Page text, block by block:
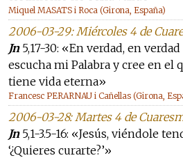
Miquel MASATS i Roca (Girona, España)
2006-03-29: Miércoles 4 de
Jn5,17-30: «En verdad, en
escucha mi Palabra y cree en el
tiene vida eterna»
Francesc PERARNAU i Cañellas (Girona,
2006-03-28: Martes 4 de
Jn5,1-3.5-16: «Jesús, viéndole
‘¿Quieres curarte?’»